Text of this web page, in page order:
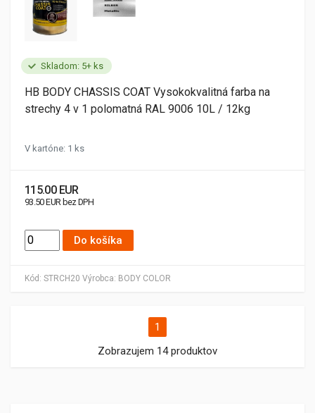
Skladom: 5+ ks
Kód: STRCH20 Výrobca: BODY COLOR
HB BODY CHASSIS COAT Vysokokvalitná farba na
strechy 4 v 1 polomatná RAL 9006 10L / 12kg
V kartóne: 1 ks
115.00 EUR
93.50 EUR bez DPH
Do košíka
1
Zobrazujem 14 produktov